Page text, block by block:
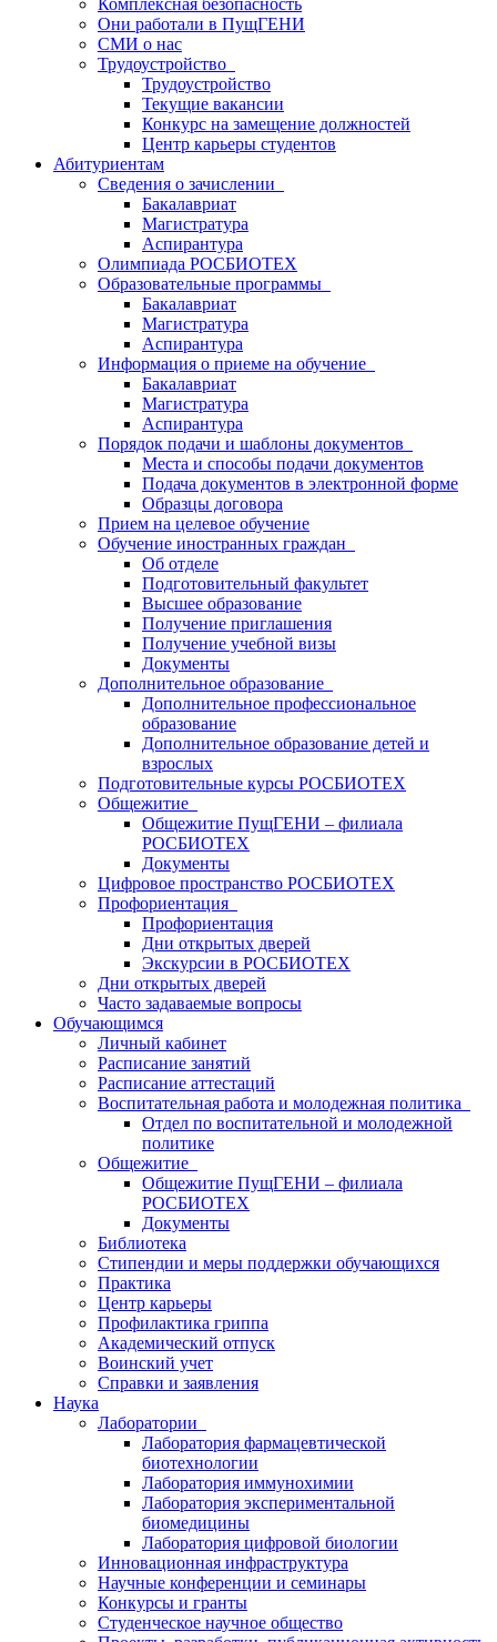
Комплексная безопасность
Они работали в ПущГЕНИ
СМИ о нас
Трудоустройство
Трудоустройство
Текущие вакансии
Конкурс на замещение должностей
Центр карьеры студентов
Абитуриентам
Сведения о зачислении
Бакалавриат
Магистратура
Аспирантура
Олимпиада РОСБИОТЕХ
Образовательные программы
Бакалавриат
Магистратура
Аспирантура
Информация о приеме на обучение
Бакалавриат
Магистратура
Аспирантура
Порядок подачи и шаблоны документов
Места и способы подачи документов
Подача документов в электронной форме
Образцы договора
Прием на целевое обучение
Обучение иностранных граждан
Об отделе
Подготовительный факультет
Высшее образование
Получение приглашения
Получение учебной визы
Документы
Дополнительное образование
Дополнительное профессиональное
образование
Дополнительное образование детей и
взрослых
Подготовительные курсы РОСБИОТЕХ
Общежитие
Общежитие ПущГЕНИ – филиала
РОСБИОТЕХ
Документы
Цифровое пространство РОСБИОТЕХ
Профориентация
Профориентация
Дни открытых дверей
Экскурсии в РОСБИОТЕХ
Дни открытых дверей
Часто задаваемые вопросы
Обучающимся
Личный кабинет
Расписание занятий
Расписание аттестаций
Воспитательная работа и молодежная политика
Отдел по воспитательной и молодежной
политике
Общежитие
Общежитие ПущГЕНИ – филиала
РОСБИОТЕХ
Документы
Библиотека
Стипендии и меры поддержки обучающихся
Практика
Центр карьеры
Профилактика гриппа
Академический отпуск
Воинский учет
Справки и заявления
Наука
Лаборатории
Лаборатория фармацевтической
биотехнологии
Лаборатория иммунохимии
Лаборатория экспериментальной
биомедицины
Лаборатория цифровой биологии
Инновационная инфраструктура
Научные конференции и семинары
Конкурсы и гранты
Студенческое научное общество